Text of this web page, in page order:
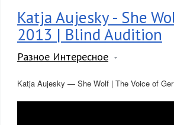
Katja Aujesky - She
2013 | Blind Audition
Разное Интересное
Katja Aujesky — She Wolf | The Voice of